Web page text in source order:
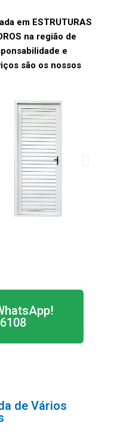
em ESTRUTURAS
na região de
e
são os nossos
de Vários